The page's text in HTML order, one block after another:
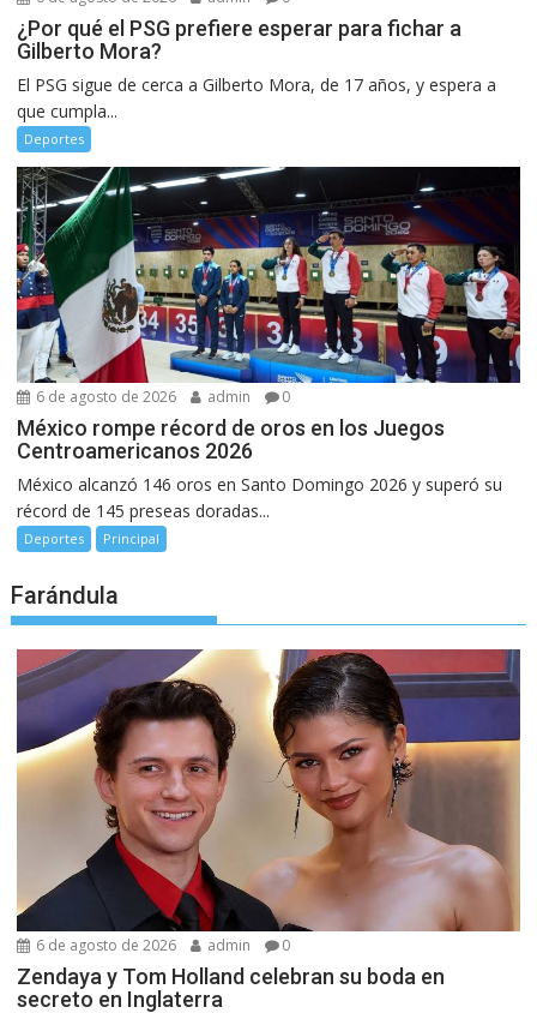
¿Por qué el PSG prefiere esperar para fichar a
Gilberto Mora?
El PSG sigue de cerca a Gilberto Mora, de 17 años, y espera a
que cumpla...
Deportes
6 de agosto de 2026 admin 0
México rompe récord de oros en los Juegos
Centroamericanos 2026
México alcanzó 146 oros en Santo Domingo 2026 y superó su
récord de 145 preseas doradas...
Deportes Principal
Farándula
6 de agosto de 2026 admin 0
Zendaya y Tom Holland celebran su boda en
secreto en Inglaterra